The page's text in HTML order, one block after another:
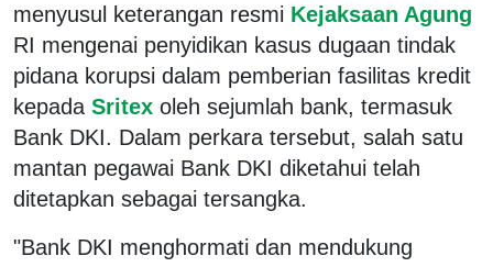
menyusul keterangan resmi Kejaksaan Agung
RI mengenai penyidikan kasus dugaan tindak
pidana korupsi dalam pemberian fasilitas kredit
kepada Sritex oleh sejumlah bank, termasuk
Bank DKI. Dalam perkara tersebut, salah satu
mantan pegawai Bank DKI diketahui telah
ditetapkan sebagai tersangka.
"Bank DKI menghormati dan mendukung